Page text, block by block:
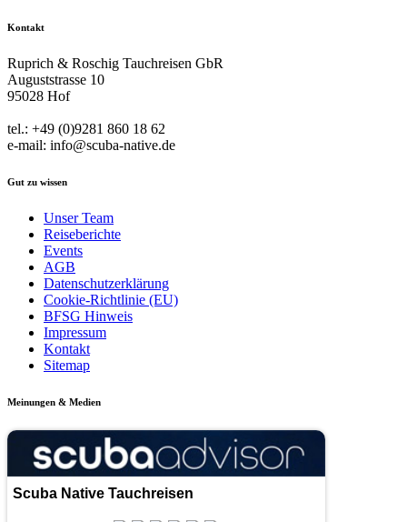
Kontakt
Ruprich & Roschig Tauchreisen GbR
Auguststrasse 10
95028 Hof
tel.: +49 (0)9281 860 18 62
e-mail: info@scuba-native.de
Gut zu wissen
Unser Team
Reiseberichte
Events
AGB
Datenschutzerklärung
Cookie-Richtlinie (EU)
BFSG Hinweis
Impressum
Kontakt
Sitemap
Meinungen & Medien
Scuba Native Tauchreisen